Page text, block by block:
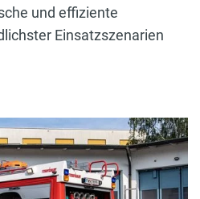
und effiziente
Einsatzszenarien